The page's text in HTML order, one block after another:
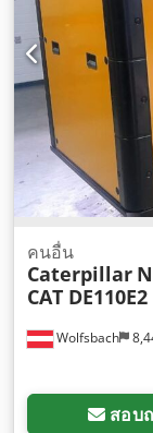
Wolfsbach
คนอื่น
Caterpillar
CAT DE110E2
สอบ